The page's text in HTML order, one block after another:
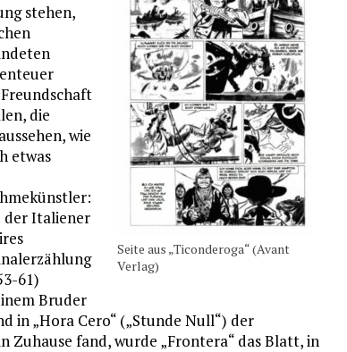
Seite aus „Ticonderoga“ (Avant
Verlag)
stehen,
die
wie
etwas
der Italiener
61)
Bruder
in „Hora Cero“ („Stunde Null“) der
Zuhause fand, wurde „Frontera“ das Blatt, in